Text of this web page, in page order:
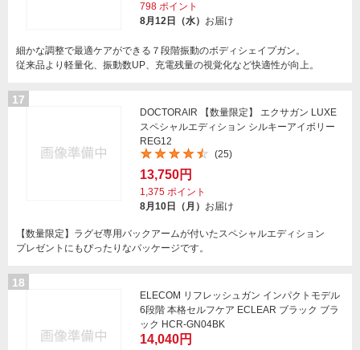
798 ポイント
8月12日（水） お届け
細かな調整で最適ケアができる７段階振動のボディシェイプガン。
従来品より軽量化、振動数UP、充電残量の視覚化など快適性が向上。
17
DOCTORAIR 【数量限定】 エクサガン LUXE
スペシャルエディション シルキーアイボリー
REG12
(25)
13,750円
1,375 ポイント
8月10日（月） お届け
【数量限定】ラグゼ専用バックアームが付いたスペシャルエディション
プレゼントにもぴったりなパッケージです。
18
ELECOM リフレッシュガン インパクトモデル
6段階 本格セルフケア ECLEAR ブラック ブラ
ック HCR-GN04BK
14,040円